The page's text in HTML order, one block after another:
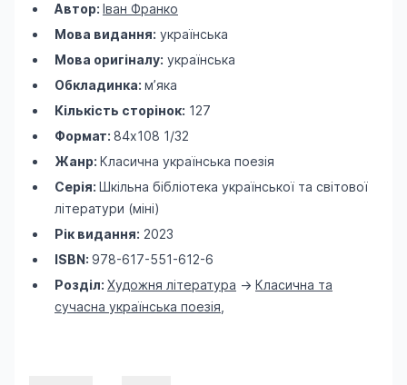
Автор: Іван Франко
Мова видання: українська
Мова оригіналу: українська
Обкладинка: м’яка
Кількість сторінок: 127
Формат: 84х108 1/32
Жанр: Класична українська поезія
Серія: Шкільна бібліотека української та світової
літератури (міні)
Рік видання: 2023
ISBN: 978-617-551-612-6
Розділ: Художня література -> Класична та
сучасна українська поезія